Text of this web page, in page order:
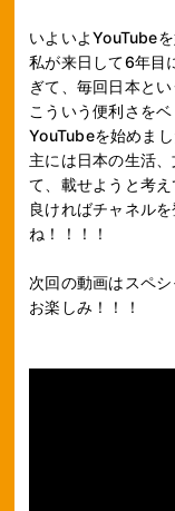
いよいよYouTubeを
私が来日して6年目
ぎて、毎回日本とい
こういう便利さを
YouTubeを始めまし
主には日本の生活
て、載せようと考え
良ければチャネル
ね！！！！
次回の動画はスペ
お楽しみ！！！